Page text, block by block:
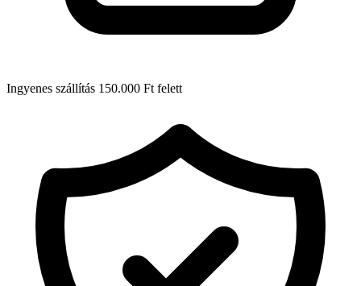
Ingyenes szállítás 150.000 Ft felett